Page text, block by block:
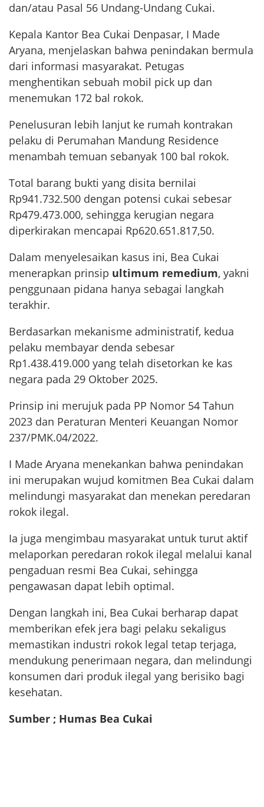
dan/atau Pasal 56 Undang-Undang Cukai.
Kepala Kantor Bea Cukai Denpasar, I Made
Aryana, menjelaskan bahwa penindakan bermula
dari informasi masyarakat. Petugas
menghentikan sebuah mobil pick up dan
menemukan 172 bal rokok.
Penelusuran lebih lanjut ke rumah kontrakan
pelaku di Perumahan Mandung Residence
menambah temuan sebanyak 100 bal rokok.
Total barang bukti yang disita bernilai
Rp941.732.500 dengan potensi cukai sebesar
Rp479.473.000, sehingga kerugian negara
diperkirakan mencapai Rp620.651.817,50.
Dalam menyelesaikan kasus ini, Bea Cukai
menerapkan prinsip ultimum remedium, yakni
penggunaan pidana hanya sebagai langkah
terakhir.
Berdasarkan mekanisme administratif, kedua
pelaku membayar denda sebesar
Rp1.438.419.000 yang telah disetorkan ke kas
negara pada 29 Oktober 2025.
Prinsip ini merujuk pada PP Nomor 54 Tahun
2023 dan Peraturan Menteri Keuangan Nomor
237/PMK.04/2022.
I Made Aryana menekankan bahwa penindakan
ini merupakan wujud komitmen Bea Cukai dalam
melindungi masyarakat dan menekan peredaran
rokok ilegal.
Ia juga mengimbau masyarakat untuk turut aktif
melaporkan peredaran rokok ilegal melalui kanal
pengaduan resmi Bea Cukai, sehingga
pengawasan dapat lebih optimal.
Dengan langkah ini, Bea Cukai berharap dapat
memberikan efek jera bagi pelaku sekaligus
memastikan industri rokok legal tetap terjaga,
mendukung penerimaan negara, dan melindungi
konsumen dari produk ilegal yang berisiko bagi
kesehatan.
Sumber ; Humas Bea Cukai